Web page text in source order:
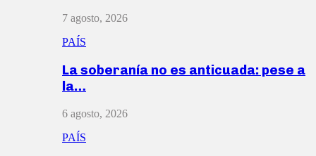
7 agosto, 2026
PAÍS
La soberanía no es anticuada: pese a
la…
6 agosto, 2026
PAÍS